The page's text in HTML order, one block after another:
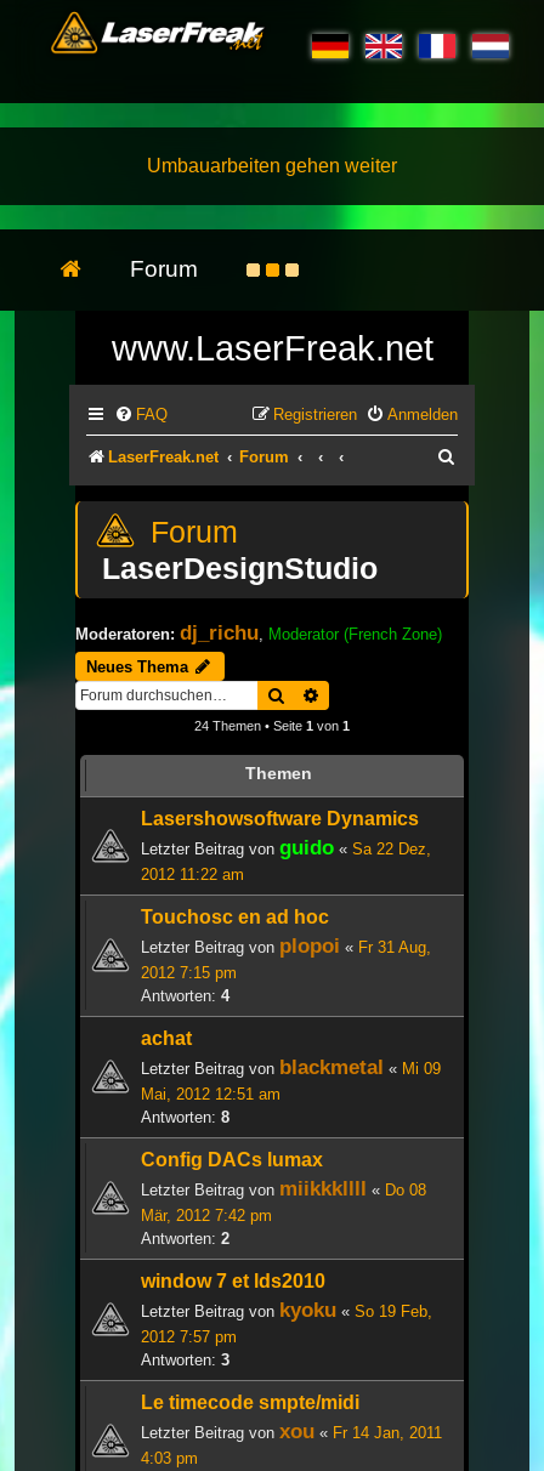
Umbauarbeiten gehen weiter
Forum
www.LaserFreak.net
FAQ Anmelden
Registrieren
LaserFreak.net Forum
LaserDesignStudio
Moderatoren: dj_richu Moderator (French Zone)
Neues Thema
Suche
24 Themen • Seite 1 von 1
Themen
Lasershowsoftware Dynamics
Letzter Beitrag von guido « Sa 22 Dez,
2012 11:22 am
Touchosc en ad hoc
Letzter Beitrag von plopoi « Fr 31 Aug,
2012 7:15 pm
Antworten: 4
achat
Letzter Beitrag von blackmetal « Mi 09
Mai, 2012 12:51 am
Antworten: 8
Config DACs lumax
Letzter Beitrag von miikkkllll « Do 08
Mär, 2012 7:42 pm
Antworten: 2
window 7 et lds2010
Letzter Beitrag von kyoku « So 19 Feb,
2012 7:57 pm
Antworten: 3
Le timecode smpte/midi
Letzter Beitrag von xou « Fr 14 Jan, 2011
4:03 pm